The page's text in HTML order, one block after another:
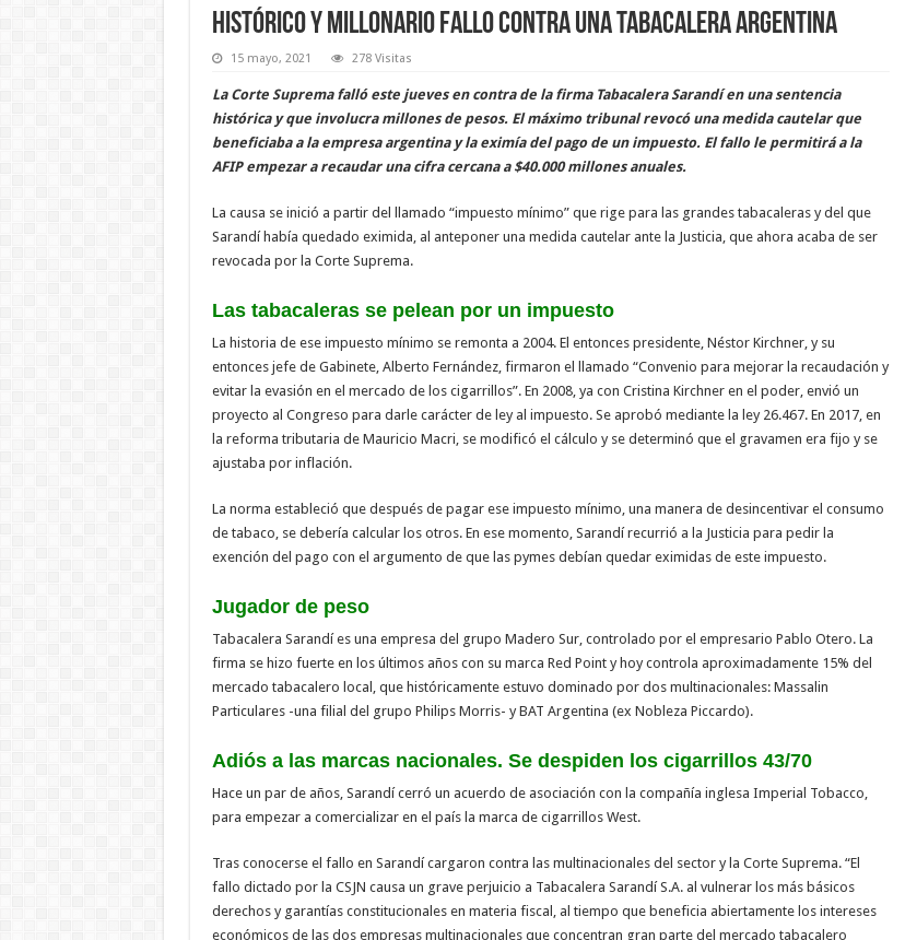
Histórico y millonario fallo contra una tabacalera argentina
15 mayo, 2021 278 Visitas
La Corte Suprema falló este jueves en contra de la firma Tabacalera Sarandí en una sentencia
histórica y que involucra millones de pesos. El máximo tribunal revocó una medida cautelar que
beneficiaba a la empresa argentina y la eximía del pago de un impuesto. El fallo le permitirá a la
AFIP empezar a recaudar una cifra cercana a $40.000 millones anuales.
La causa se inició a partir del llamado “impuesto mínimo” que rige para las grandes tabacaleras y del que
Sarandí había quedado eximida, al anteponer una medida cautelar ante la Justicia, que ahora acaba de ser
revocada por la Corte Suprema.
Las tabacaleras se pelean por un impuesto
La historia de ese impuesto mínimo se remonta a 2004. El entonces presidente, Néstor Kirchner, y su
entonces jefe de Gabinete, Alberto Fernández, firmaron el llamado “Convenio para mejorar la recaudación y
evitar la evasión en el mercado de los cigarrillos”. En 2008, ya con Cristina Kirchner en el poder, envió un
proyecto al Congreso para darle carácter de ley al impuesto. Se aprobó mediante la ley 26.467. En 2017, en
la reforma tributaria de Mauricio Macri, se modificó el cálculo y se determinó que el gravamen era fijo y se
ajustaba por inflación.
La norma estableció que después de pagar ese impuesto mínimo, una manera de desincentivar el consumo
de tabaco, se debería calcular los otros. En ese momento, Sarandí recurrió a la Justicia para pedir la
exención del pago con el argumento de que las pymes debían quedar eximidas de este impuesto.
Jugador de peso
Tabacalera Sarandí es una empresa del grupo Madero Sur, controlado por el empresario Pablo Otero. La
firma se hizo fuerte en los últimos años con su marca Red Point y hoy controla aproximadamente 15% del
mercado tabacalero local, que históricamente estuvo dominado por dos multinacionales: Massalin
Particulares -una filial del grupo Philips Morris- y BAT Argentina (ex Nobleza Piccardo).
Adiós a las marcas nacionales. Se despiden los cigarrillos 43/70
Hace un par de años, Sarandí cerró un acuerdo de asociación con la compañía inglesa Imperial Tobacco,
para empezar a comercializar en el país la marca de cigarrillos West.
Tras conocerse el fallo en Sarandí cargaron contra las multinacionales del sector y la Corte Suprema. “El
fallo dictado por la CSJN causa un grave perjuicio a Tabacalera Sarandí S.A. al vulnerar los más básicos
derechos y garantías constitucionales en materia fiscal, al tiempo que beneficia abiertamente los intereses
económicos de las dos empresas multinacionales que concentran gran parte del mercado tabacalero